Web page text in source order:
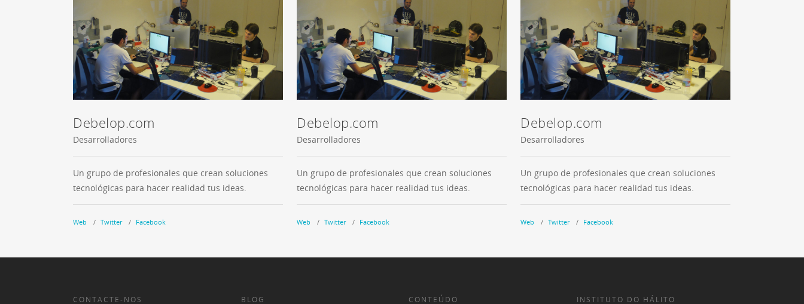
Debelop.com
Desarrolladores
Un grupo de profesionales que crean soluciones
tecnológicas para hacer realidad tus ideas.
Web Twitter Facebook
Debelop.com
Desarrolladores
Un grupo de profesionales que crean soluciones
tecnológicas para hacer realidad tus ideas.
Web Twitter Facebook
Debelop.com
Desarrolladores
Un grupo de profesionales que crean soluciones
tecnológicas para hacer realidad tus ideas.
Web Twitter Facebook
CONTACTE-NOS BLOG CONTEÚDO INSTITUTO DO HÁLITO